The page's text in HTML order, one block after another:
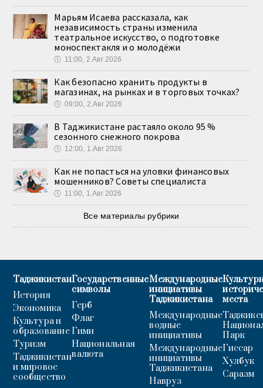
Марьям Исаева рассказала, как
независимость страны изменила
театральное искусство, о подготовке
моноспектакля и о молодёжи
🕔 11:00, 2.Авг 2026
Как безопасно хранить продукты в
магазинах, на рынках и в торговых точках?
🕔 09:00, 2.Авг 2026
В Таджикистане растаяло около 95 %
сезонного снежного покрова
🕔 12:00, 1.Авг 2026
Как не попасться на уловки финансовых
мошенников? Советы специалиста
🕔 11:00, 1.Авг 2026
Все материалы рубрики
Таджикистан
История
Экономика
Культура и
образование
Туризм
Таджикистан
и мировое
сообщество
Государственные
символы
Герб
Флаг
Гимн
Национальная
валюта
Международные
инициативы
Таджикистана
Международные
водные
инициативы
Международные
инициативы
Таджикистана
Навруз
места
Парк
Гиссар
Хулбук
Саразм